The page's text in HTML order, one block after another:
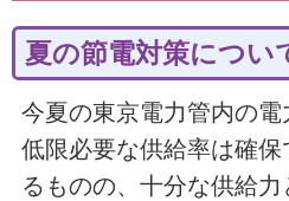
夏の節電対策につい
今夏の東京電力管内の
低限必要な供給率は確
るものの、十分な供給